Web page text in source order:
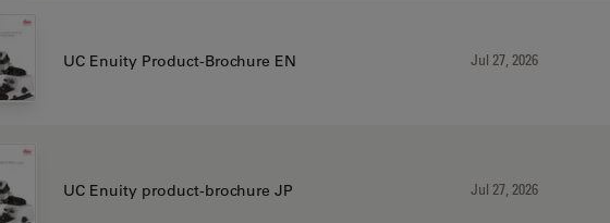
UC Enuity Product-Brochure EN Jul 27, 2026
UC Enuity product-brochure JP Jul 27, 2026